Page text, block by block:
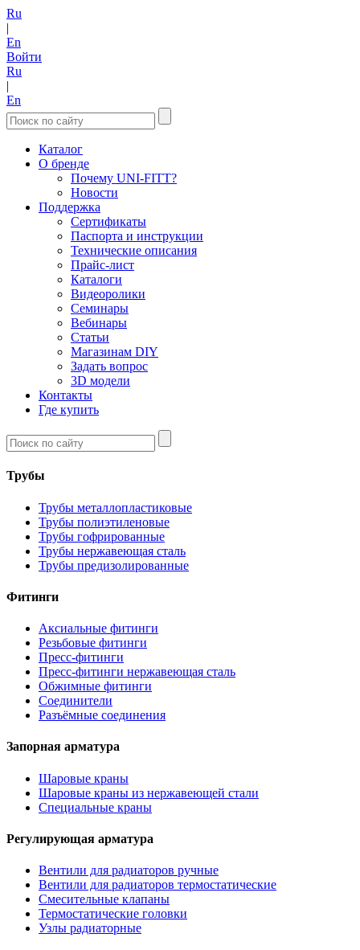
Ru
|
En
Войти
Ru
|
En
Каталог
О бренде
Почему UNI-FITT?
Новости
Поддержка
Сертификаты
Паспорта и инструкции
Технические описания
Прайс-лист
Каталоги
Видеоролики
Семинары
Вебинары
Статьи
Магазинам DIY
Задать вопрос
3D модели
Контакты
Где купить
Трубы
Трубы металлопластиковые
Трубы полиэтиленовые
Трубы гофрированные
Трубы нержавеющая сталь
Трубы предизолированные
Фитинги
Аксиальные фитинги
Резьбовые фитинги
Пресс-фитинги
Пресс-фитинги нержавеющая сталь
Обжимные фитинги
Соединители
Разъёмные соединения
Запорная арматура
Шаровые краны
Шаровые краны из нержавеющей стали
Специальные краны
Регулирующая арматура
Вентили для радиаторов ручные
Вентили для радиаторов термостатические
Смесительные клапаны
Термостатические головки
Узлы радиаторные